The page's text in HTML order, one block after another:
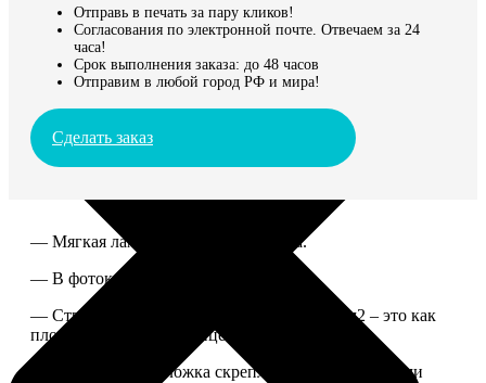
Отправь в печать за пару кликов!
Согласования по электронной почте. Отвечаем за 24
часа!
Срок выполнения заказа: до 48 часов
Отправим в любой город РФ и мира!
Сделать заказ
— Мягкая ламинированная обложка.
— В фотокниге от 60 до 300 страниц.
— Страницы из бумаги плотностью 170 г/м2 – это как
плотные страницы глянцевого журнала.
— Страницы и обложка скреплены металлическими